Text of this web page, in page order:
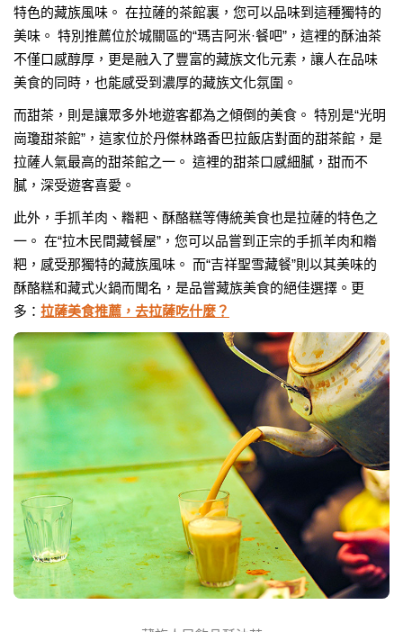
特色的藏族風味。 在拉薩的茶館裏，您可以品味到這種獨特的
美味。 特別推薦位於城關區的“瑪吉阿米·餐吧”，這裡的酥油茶
不僅口感醇厚，更是融入了豐富的藏族文化元素，讓人在品味
美食的同時，也能感受到濃厚的藏族文化氛圍。
而甜茶，則是讓眾多外地遊客都為之傾倒的美食。 特別是“光明
崗瓊甜茶館”，這家位於丹傑林路香巴拉飯店對面的甜茶館，是
拉薩人氣最高的甜茶館之一。 這裡的甜茶口感細膩，甜而不
膩，深受遊客喜愛。
此外，手抓羊肉、糌粑、酥酪糕等傳統美食也是拉薩的特色之
一。 在“拉木民間藏餐屋”，您可以品嘗到正宗的手抓羊肉和糌
粑，感受那獨特的藏族風味。 而“吉祥聖雪藏餐”則以其美味的
酥酪糕和藏式火鍋而聞名，是品嘗藏族美食的絕佳選擇。更
多： 拉薩美食推薦，去拉薩吃什麼？